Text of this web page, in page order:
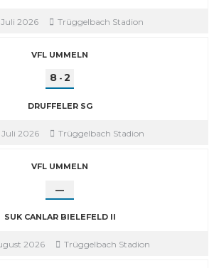
Juli 2026 Trüggelbach Stadion
VFL UMMELN
8- 2
DRUFFELER SG
Juli 2026 Trüggelbach Stadion
VFL UMMELN
—
SUK CANLAR BIELEFELD II
2026 Trüggelbach Stadion